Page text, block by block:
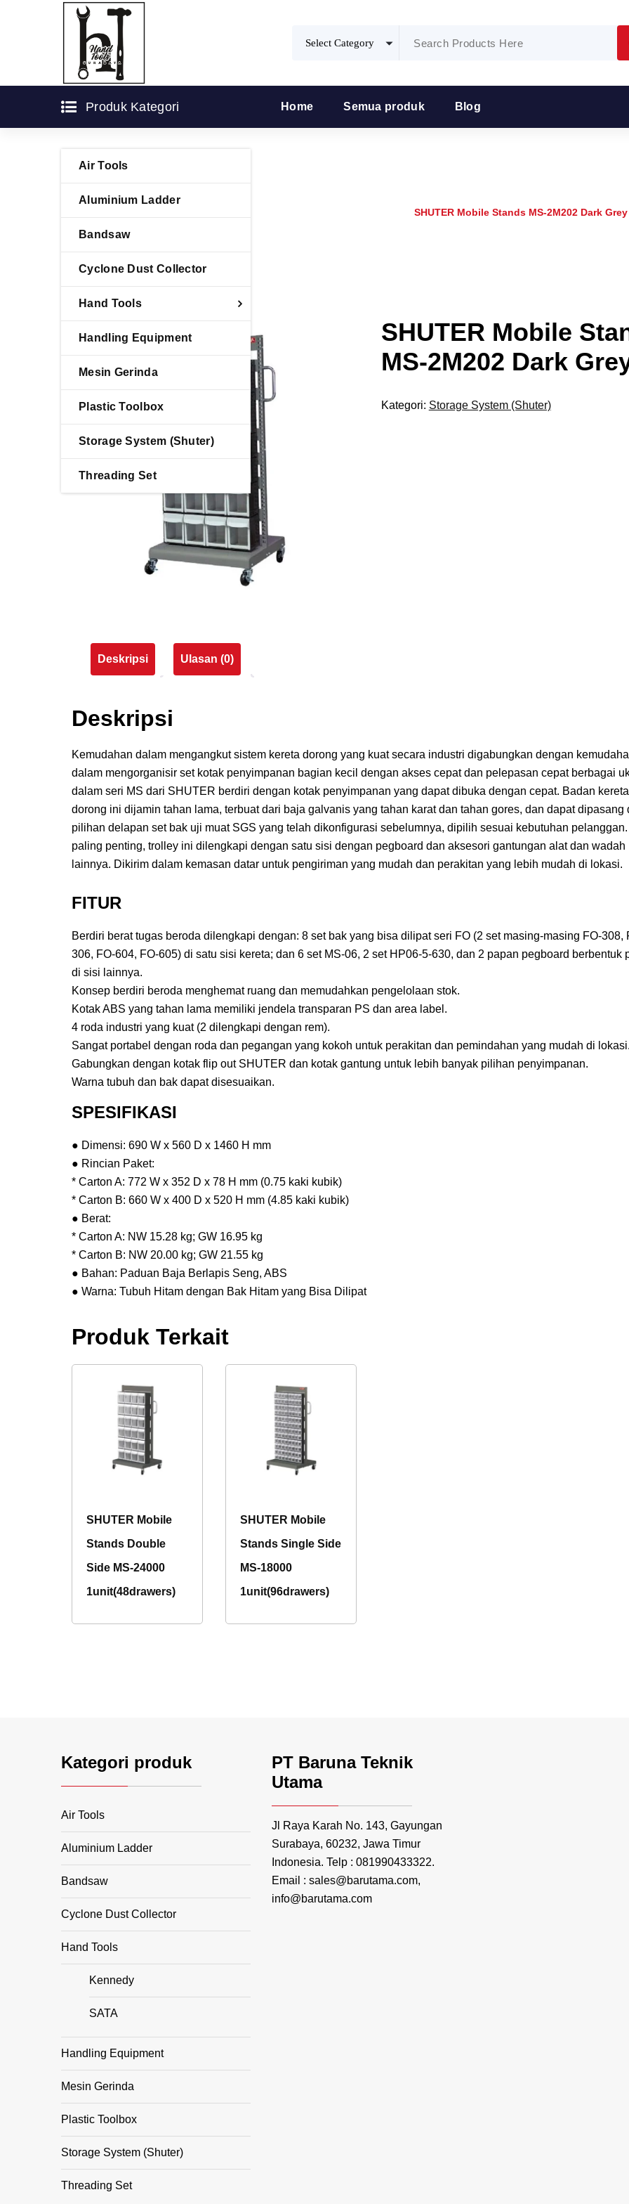
PT Baruna Teknik
Utama
Distributor Hand Tools Surabaya
Produk Kategori
Air Tools
Aluminium Ladder
Bandsaw
Cyclone Dust Collector
Hand Tools
Handling Equipment
Mesin Gerinda
Plastic Toolbox
Storage System (Shuter)
Threading Set
Home Semua produk Blog
SHUTER Mobile Stands MS-2M202 Dark Grey
SHUTER Mobile
MS-2M202 Dark
Kategori: Storage System (Shuter)
Deskripsi Ulasan (0)
Deskripsi
Kemudahan dalam mengangkut sistem kereta dorong yang kuat secara industri digabungkan dengan
dalam mengorganisir set kotak penyimpanan bagian kecil dengan akses cepat dan pelepasan cepat berbagai
dalam seri MS dari SHUTER berdiri dengan kotak penyimpanan yang dapat dibuka dengan cepat. Badan kereta
dorong ini dijamin tahan lama, terbuat dari baja galvanis yang tahan karat dan tahan gores, dan dapat dipasang
pilihan delapan set bak uji muat SGS yang telah dikonfigurasi sebelumnya, dipilih sesuai kebutuhan pelanggan.
paling penting, trolley ini dilengkapi dengan satu sisi dengan pegboard dan aksesori gantungan alat dan wadah
lainnya. Dikirim dalam kemasan datar untuk pengiriman yang mudah dan perakitan yang lebih mudah di lokasi.
FITUR
Berdiri berat tugas beroda dilengkapi dengan: 8 set bak yang bisa dilipat seri FO (2 set masing-masing FO-308,
306, FO-604, FO-605) di satu sisi kereta; dan 6 set MS-06, 2 set HP06-5-630, dan 2 papan pegboard berbentuk
di sisi lainnya.
Konsep berdiri beroda menghemat ruang dan memudahkan pengelolaan stok.
Kotak ABS yang tahan lama memiliki jendela transparan PS dan area label.
4 roda industri yang kuat (2 dilengkapi dengan rem).
Sangat portabel dengan roda dan pegangan yang kokoh untuk perakitan dan pemindahan yang mudah di lokasi.
Gabungkan dengan kotak flip out SHUTER dan kotak gantung untuk lebih banyak pilihan penyimpanan.
Warna tubuh dan bak dapat disesuaikan.
SPESIFIKASI
● Dimensi: 690 W x 560 D x 1460 H mm
● Rincian Paket:
* Carton A: 772 W x 352 D x 78 H mm (0.75 kaki kubik)
* Carton B: 660 W x 400 D x 520 H mm (4.85 kaki kubik)
● Berat:
* Carton A: NW 15.28 kg; GW 16.95 kg
* Carton B: NW 20.00 kg; GW 21.55 kg
● Bahan: Paduan Baja Berlapis Seng, ABS
● Warna: Tubuh Hitam dengan Bak Hitam yang Bisa Dilipat
Produk Terkait
SHUTER Mobile
Stands Double
Side MS-24000
1unit(48drawers)
SHUTER Mobile
Stands Single Side
MS-18000
1unit(96drawers)
Kategori produk
Air Tools
Aluminium Ladder
Bandsaw
Cyclone Dust Collector
Hand Tools
Kennedy
SATA
Handling Equipment
Mesin Gerinda
Plastic Toolbox
Storage System (Shuter)
Threading Set
PT Baruna Teknik
Utama
Jl Raya Karah No. 143, Gayungan
Surabaya, 60232, Jawa Timur
Indonesia. Telp : 081990433322.
Email : sales@barutama.com,
info@barutama.com